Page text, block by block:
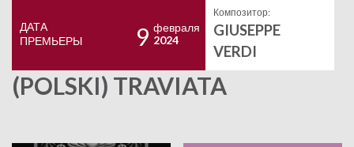
ДАТА
ПРЕМЬЕРЫ
9 февраля
2024
Композитор:
GIUSEPPE
VERDI
(POLSKI) TRAVIATA